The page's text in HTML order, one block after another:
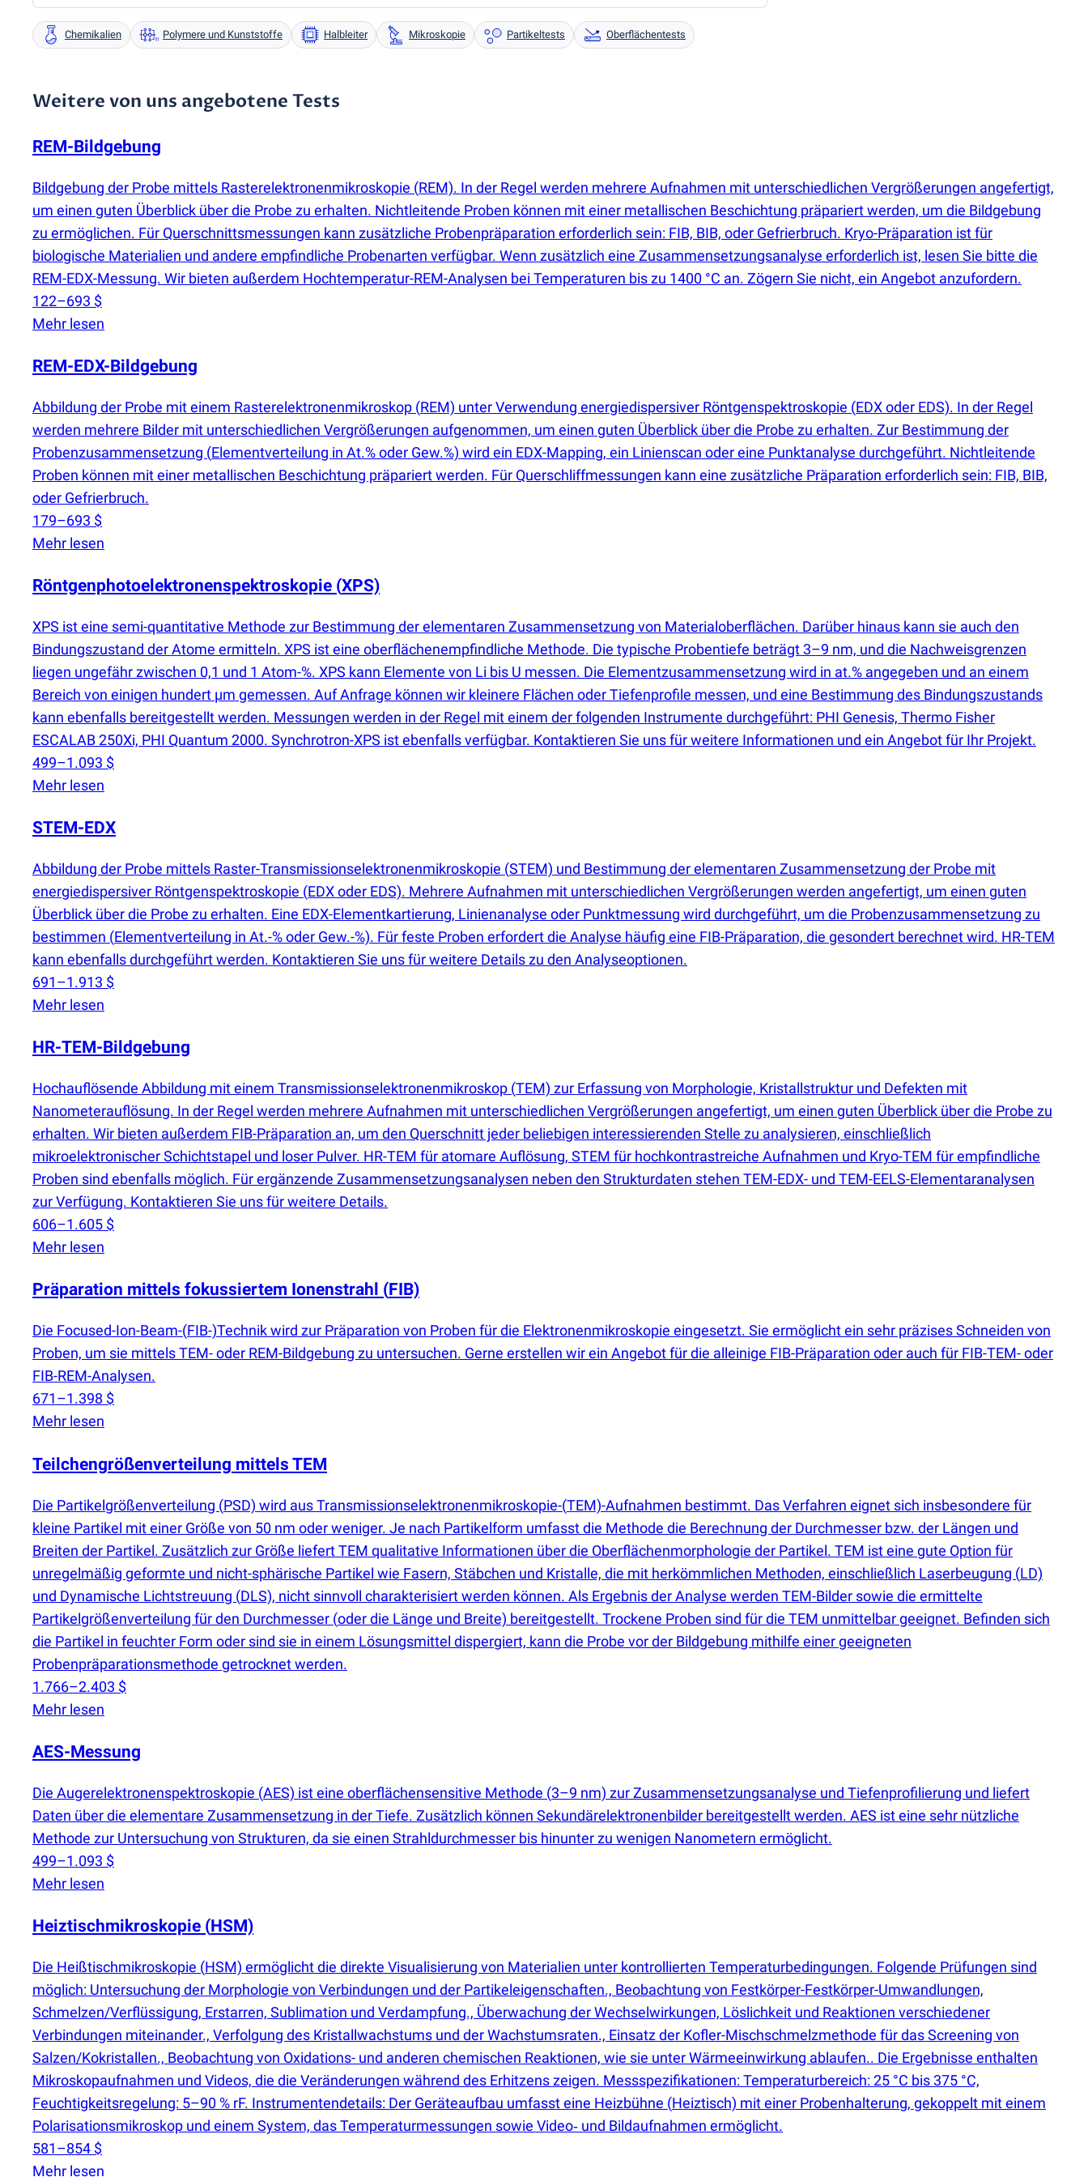
Chemikalien Polymere und Kunststoffe Halbleiter Mikroskopie Partikeltests Oberflächentests
Weitere von uns angebotene Tests
REM-Bildgebung
Bildgebung der Probe mittels Rasterelektronenmikroskopie (REM). In der Regel werden mehrere Aufnahmen mit unterschiedlichen Vergrößerungen angefertigt,
um einen guten Überblick über die Probe zu erhalten. Nichtleitende Proben können mit einer metallischen Beschichtung präpariert werden, um die Bildgebung
zu ermöglichen. Für Querschnittsmessungen kann zusätzliche Probenpräparation erforderlich sein: FIB, BIB, oder Gefrierbruch. Kryo-Präparation ist für
biologische Materialien und andere empfindliche Probenarten verfügbar. Wenn zusätzlich eine Zusammensetzungsanalyse erforderlich ist, lesen Sie bitte die
REM-EDX-Messung. Wir bieten außerdem Hochtemperatur-REM-Analysen bei Temperaturen bis zu 1400 °C an. Zögern Sie nicht, ein Angebot anzufordern.
122–693 $
Mehr lesen
REM-EDX-Bildgebung
Abbildung der Probe mit einem Rasterelektronenmikroskop (REM) unter Verwendung energiedispersiver Röntgenspektroskopie (EDX oder EDS). In der Regel
werden mehrere Bilder mit unterschiedlichen Vergrößerungen aufgenommen, um einen guten Überblick über die Probe zu erhalten. Zur Bestimmung der
Probenzusammensetzung (Elementverteilung in At.% oder Gew.%) wird ein EDX-Mapping, ein Linienscan oder eine Punktanalyse durchgeführt. Nichtleitende
Proben können mit einer metallischen Beschichtung präpariert werden. Für Querschliffmessungen kann eine zusätzliche Präparation erforderlich sein: FIB, BIB,
oder Gefrierbruch.
179–693 $
Mehr lesen
Röntgenphotoelektronenspektroskopie (XPS)
XPS ist eine semi-quantitative Methode zur Bestimmung der elementaren Zusammensetzung von Materialoberflächen. Darüber hinaus kann sie auch den
Bindungszustand der Atome ermitteln. XPS ist eine oberflächenempfindliche Methode. Die typische Probentiefe beträgt 3–9 nm, und die Nachweisgrenzen
liegen ungefähr zwischen 0,1 und 1 Atom-%. XPS kann Elemente von Li bis U messen. Die Elementzusammensetzung wird in at.% angegeben und an einem
Bereich von einigen hundert µm gemessen. Auf Anfrage können wir kleinere Flächen oder Tiefenprofile messen, und eine Bestimmung des Bindungszustands
kann ebenfalls bereitgestellt werden. Messungen werden in der Regel mit einem der folgenden Instrumente durchgeführt: PHI Genesis, Thermo Fisher
ESCALAB 250Xi, PHI Quantum 2000. Synchrotron-XPS ist ebenfalls verfügbar. Kontaktieren Sie uns für weitere Informationen und ein Angebot für Ihr Projekt.
499–1.093 $
Mehr lesen
STEM-EDX
Abbildung der Probe mittels Raster-Transmissionselektronenmikroskopie (STEM) und Bestimmung der elementaren Zusammensetzung der Probe mit
energiedispersiver Röntgenspektroskopie (EDX oder EDS). Mehrere Aufnahmen mit unterschiedlichen Vergrößerungen werden angefertigt, um einen guten
Überblick über die Probe zu erhalten. Eine EDX-Elementkartierung, Linienanalyse oder Punktmessung wird durchgeführt, um die Probenzusammensetzung zu
bestimmen (Elementverteilung in At.-% oder Gew.-%). Für feste Proben erfordert die Analyse häufig eine FIB-Präparation, die gesondert berechnet wird. HR-TEM
kann ebenfalls durchgeführt werden. Kontaktieren Sie uns für weitere Details zu den Analyseoptionen.
691–1.913 $
Mehr lesen
HR-TEM-Bildgebung
Hochauflösende Abbildung mit einem Transmissionselektronenmikroskop (TEM) zur Erfassung von Morphologie, Kristallstruktur und Defekten mit
Nanometerauflösung. In der Regel werden mehrere Aufnahmen mit unterschiedlichen Vergrößerungen angefertigt, um einen guten Überblick über die Probe zu
erhalten. Wir bieten außerdem FIB-Präparation an, um den Querschnitt jeder beliebigen interessierenden Stelle zu analysieren, einschließlich
mikroelektronischer Schichtstapel und loser Pulver. HR-TEM für atomare Auflösung, STEM für hochkontrastreiche Aufnahmen und Kryo-TEM für empfindliche
Proben sind ebenfalls möglich. Für ergänzende Zusammensetzungsanalysen neben den Strukturdaten stehen TEM-EDX- und TEM-EELS-Elementaranalysen
zur Verfügung. Kontaktieren Sie uns für weitere Details.
606–1.605 $
Mehr lesen
Präparation mittels fokussiertem Ionenstrahl (FIB)
Die Focused-Ion-Beam-(FIB-)Technik wird zur Präparation von Proben für die Elektronenmikroskopie eingesetzt. Sie ermöglicht ein sehr präzises Schneiden von
Proben, um sie mittels TEM- oder REM-Bildgebung zu untersuchen. Gerne erstellen wir ein Angebot für die alleinige FIB-Präparation oder auch für FIB-TEM- oder
FIB-REM-Analysen.
671–1.398 $
Mehr lesen
Teilchengrößenverteilung mittels TEM
Die Partikelgrößenverteilung (PSD) wird aus Transmissionselektronenmikroskopie-(TEM)-Aufnahmen bestimmt. Das Verfahren eignet sich insbesondere für
kleine Partikel mit einer Größe von 50 nm oder weniger. Je nach Partikelform umfasst die Methode die Berechnung der Durchmesser bzw. der Längen und
Breiten der Partikel. Zusätzlich zur Größe liefert TEM qualitative Informationen über die Oberflächenmorphologie der Partikel. TEM ist eine gute Option für
unregelmäßig geformte und nicht-sphärische Partikel wie Fasern, Stäbchen und Kristalle, die mit herkömmlichen Methoden, einschließlich Laserbeugung (LD)
und Dynamische Lichtstreuung (DLS), nicht sinnvoll charakterisiert werden können. Als Ergebnis der Analyse werden TEM-Bilder sowie die ermittelte
Partikelgrößenverteilung für den Durchmesser (oder die Länge und Breite) bereitgestellt. Trockene Proben sind für die TEM unmittelbar geeignet. Befinden sich
die Partikel in feuchter Form oder sind sie in einem Lösungsmittel dispergiert, kann die Probe vor der Bildgebung mithilfe einer geeigneten
Probenpräparationsmethode getrocknet werden.
1.766–2.403 $
Mehr lesen
AES-Messung
Die Augerelektronenspektroskopie (AES) ist eine oberflächensensitive Methode (3–9 nm) zur Zusammensetzungsanalyse und Tiefenprofilierung und liefert
Daten über die elementare Zusammensetzung in der Tiefe. Zusätzlich können Sekundärelektronenbilder bereitgestellt werden. AES ist eine sehr nützliche
Methode zur Untersuchung von Strukturen, da sie einen Strahldurchmesser bis hinunter zu wenigen Nanometern ermöglicht.
499–1.093 $
Mehr lesen
Heiztischmikroskopie (HSM)
Die Heißtischmikroskopie (HSM) ermöglicht die direkte Visualisierung von Materialien unter kontrollierten Temperaturbedingungen. Folgende Prüfungen sind
möglich: Untersuchung der Morphologie von Verbindungen und der Partikeleigenschaften., Beobachtung von Festkörper-Festkörper-Umwandlungen,
Schmelzen/Verflüssigung, Erstarren, Sublimation und Verdampfung., Überwachung der Wechselwirkungen, Löslichkeit und Reaktionen verschiedener
Verbindungen miteinander., Verfolgung des Kristallwachstums und der Wachstumsraten., Einsatz der Kofler-Mischschmelzmethode für das Screening von
Salzen/Kokristallen., Beobachtung von Oxidations- und anderen chemischen Reaktionen, wie sie unter Wärmeeinwirkung ablaufen.. Die Ergebnisse enthalten
Mikroskopaufnahmen und Videos, die die Veränderungen während des Erhitzens zeigen. Messspezifikationen: Temperaturbereich: 25 °C bis 375 °C,
Feuchtigkeitsregelung: 5–90 % rF. Instrumentendetails: Der Geräteaufbau umfasst eine Heizbühne (Heiztisch) mit einer Probenhalterung, gekoppelt mit einem
Polarisationsmikroskop und einem System, das Temperaturmessungen sowie Video‑ und Bildaufnahmen ermöglicht.
581–854 $
Mehr lesen